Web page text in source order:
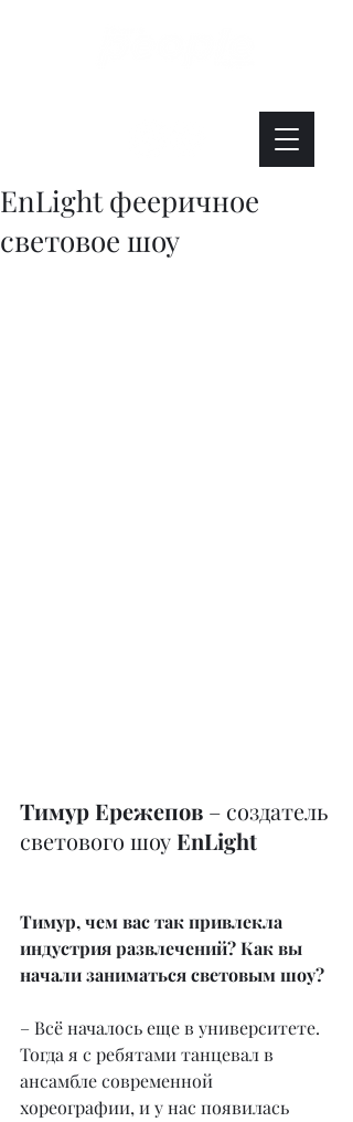
EnLight фееричное
световое шоу
Тимур Ережепов – создатель
светового шоу EnLight
Тимур, чем вас так привлекла
индустрия развлечений? Как вы
начали заниматься световым шоу?
– Всё началось еще в университете.
Тогда я с ребятами танцевал в
ансамбле современной
хореографии, и у нас появилась